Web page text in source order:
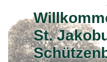
St.